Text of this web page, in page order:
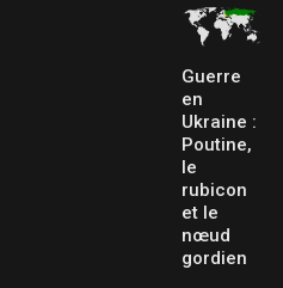
Guerre
en
Ukraine :
Poutine,
le
rubicon
et le
nœud
gordien